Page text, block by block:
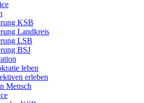
KSB
Landkreis
LSB
BSJ
leben
erleben
Mensch